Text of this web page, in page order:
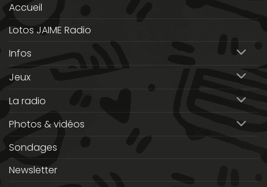
Accueil
Lotos JAIME Radio
Infos
Jeux
La radio
Photos & vidéos
Sondages
Newsletter